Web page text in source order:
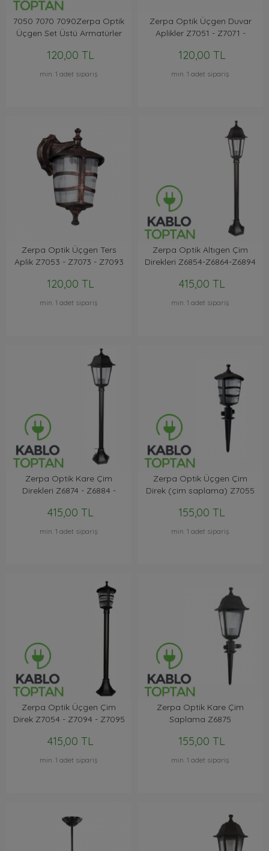
7050 7070 7090Zerpa Optik
Üçgen Set Üstü Armatürler
120,00 TL
min. 1 adet sipariş
Zerpa Optik Üçgen Duvar
Aplikler Z7051 - Z7071 -
120,00 TL
min. 1 adet sipariş
Zerpa Optik Üçgen Ters
Aplik Z7053 - Z7073 - Z7093
120,00 TL
min. 1 adet sipariş
Zerpa Optik Altıgen Çim
Direkleri Z6854-Z6864-Z6894
415,00 TL
min. 1 adet sipariş
Zerpa Optik Kare Çim
Direkleri Z6874 - Z6884 -
415,00 TL
min. 1 adet sipariş
Zerpa Optik Üçgen Çim
Direk (çim saplama) Z7055
155,00 TL
min. 1 adet sipariş
Zerpa Optik Üçgen Çim
Direk Z7054 - Z7094 - Z7095
415,00 TL
min. 1 adet sipariş
Zerpa Optik Kare Çim
Saplama Z6875
155,00 TL
min. 1 adet sipariş